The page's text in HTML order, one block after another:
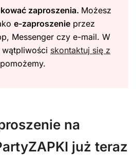
zaproszenia. Możesz
e-zaproszenie przez
Messenger czy e-mail. W
skontaktuj się z
na
już teraz